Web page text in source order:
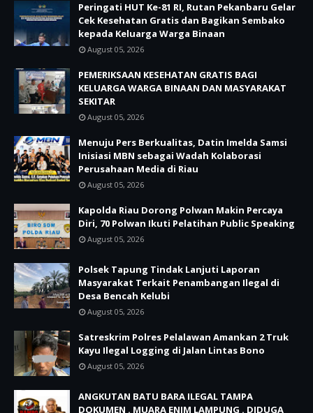
Peringati HUT Ke-81 RI, Rutan Pekanbaru Gelar
Cek Kesehatan Gratis dan Bagikan Sembako
kepada Keluarga Warga Binaan
August 05, 2026
PEMERIKSAAN KESEHATAN GRATIS BAGI
KELUARGA WARGA BINAAN DAN MASYARAKAT
SEKITAR
August 05, 2026
Menuju Pers Berkualitas, Datin Imelda Samsi
Inisiasi MBN sebagai Wadah Kolaborasi
Perusahaan Media di Riau
August 05, 2026
Kapolda Riau Dorong Polwan Makin Percaya
Diri, 70 Polwan Ikuti Pelatihan Public Speaking
August 05, 2026
Polsek Tapung Tindak Lanjuti Laporan
Masyarakat Terkait Penambangan Ilegal di
Desa Bencah Kelubi
August 05, 2026
Satreskrim Polres Pelalawan Amankan 2 Truk
Kayu Ilegal Logging di Jalan Lintas Bono
August 05, 2026
ANGKUTAN BATU BARA ILEGAL TAMPA
DOKUMEN . MUARA ENIM LAMPUNG . DIDUGA